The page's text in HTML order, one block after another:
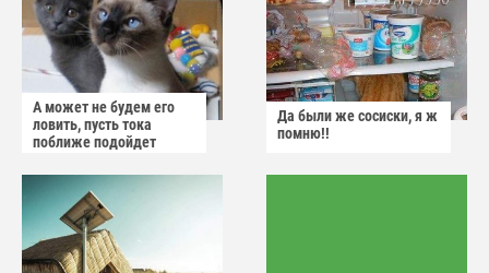
А может не будем его
ловить, пусть тока
поближе подойдет
Да были же сосиски, я ж
помню!!